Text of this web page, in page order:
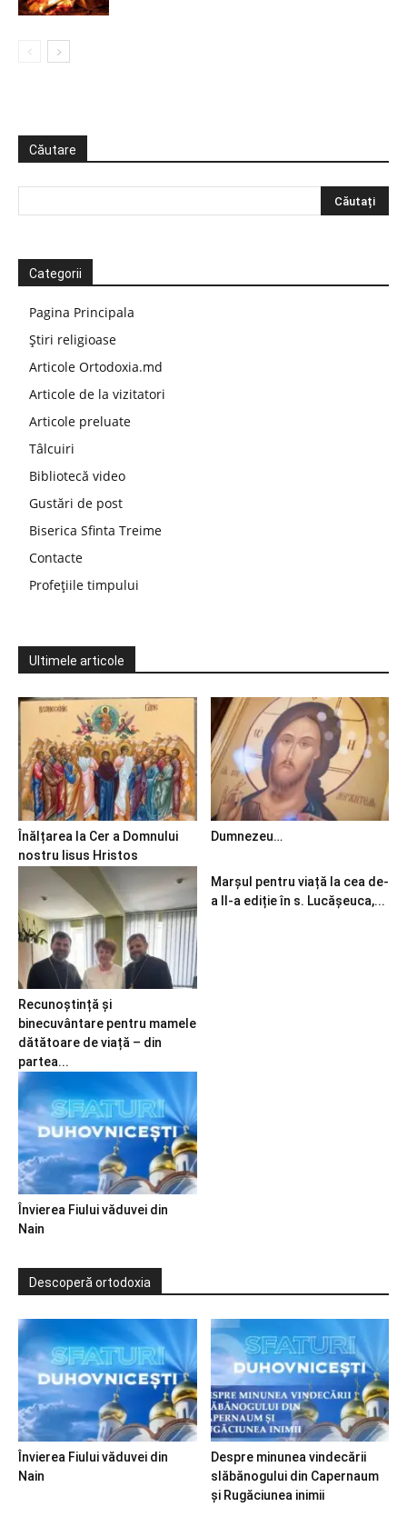
Căutare
Categorii
Pagina Principala
Știri religioase
Articole Ortodoxia.md
Articole de la vizitatori
Articole preluate
Tâlcuiri
Bibliotecă video
Gustări de post
Biserica Sfinta Treime
Contacte
Profețiile timpului
Ultimele articole
Înălțarea la Cer a Domnului
nostru Iisus Hristos
Dumnezeu…
Recunoștință și
binecuvântare pentru mamele
dătătoare de viață – din
partea...
Marșul pentru viață la cea de-
a II-a ediție în s. Lucășeuca,...
Învierea Fiului văduvei din
Nain
Descoperă ortodoxia
Învierea Fiului văduvei din
Nain
Despre minunea vindecării
slăbănogului din Capernaum
și Rugăciunea inimii